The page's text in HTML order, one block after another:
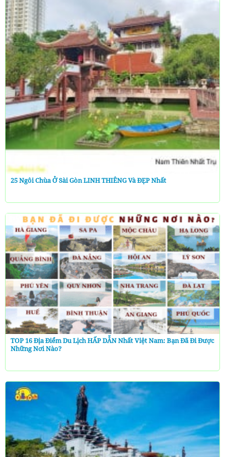
25 Ngôi Chùa Ở Sài Gòn LINH THIÊNG Và ĐẸP Nhất
TOP 16 Địa Điểm Du Lịch HẤP DẪN Nhất Việt Nam: Bạn Đã Đi Được
Những Nơi Nào?